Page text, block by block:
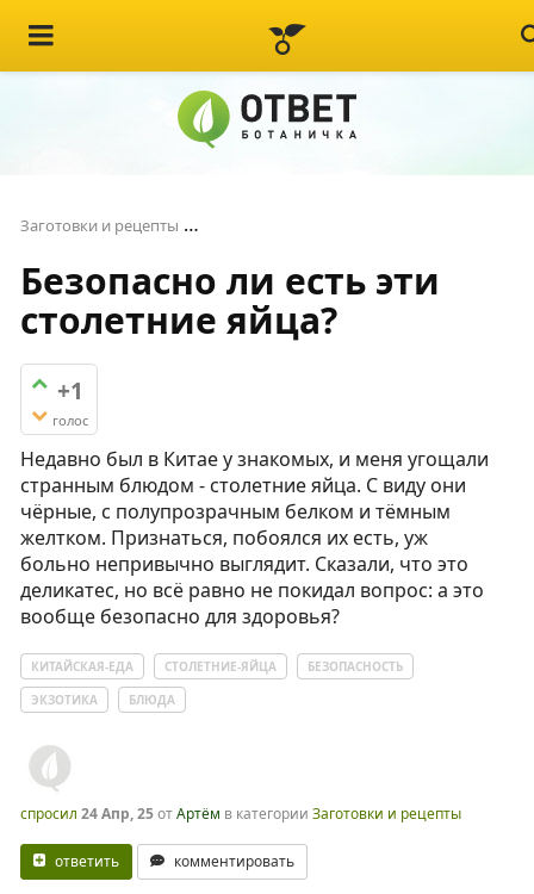
Заготовки и рецепты
Безопасно ли есть эти
столетние яйца?
+1
голос
Недавно был в Китае у знакомых, и меня угощали
странным блюдом - столетние яйца. С виду они
чёрные, с полупрозрачным белком и тёмным
желтком. Признаться, побоялся их есть, уж
больно непривычно выглядит. Сказали, что это
деликатес, но всё равно не покидал вопрос: а это
вообще безопасно для здоровья?
КИТАЙСКАЯ-ЕДА СТОЛЕТНИЕ-ЯЙЦА
БЕЗОПАСНОСТЬ
ЭКЗОТИКА
БЛЮДА
спросил 24 Апр, 25отАртём в категории Заготовки и рецепты
ответить комментировать